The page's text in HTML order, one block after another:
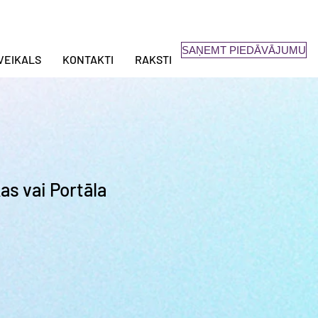
KONTAKTI RAKSTI
SAŅEMT PIEDĀVĀJUMU
vai Portāla